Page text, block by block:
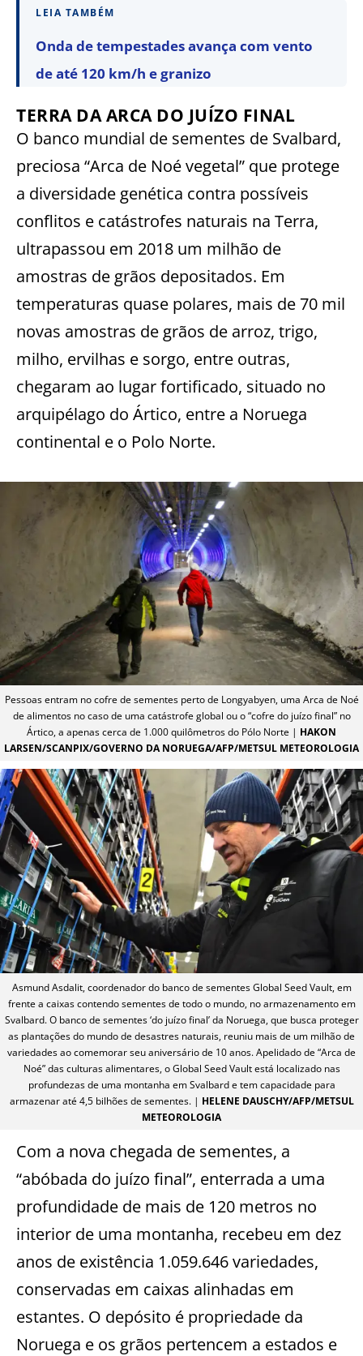
LEIA TAMBÉM
Onda de tempestades avança com vento
de até 120 km/h e granizo
TERRA DA ARCA DO JUÍZO FINAL
O banco mundial de sementes de Svalbard,
preciosa “Arca de Noé vegetal” que protege
a diversidade genética contra possíveis
conflitos e catástrofes naturais na Terra,
ultrapassou em 2018 um milhão de
amostras de grãos depositados. Em
temperaturas quase polares, mais de 70 mil
novas amostras de grãos de arroz, trigo,
milho, ervilhas e sorgo, entre outras,
chegaram ao lugar fortificado, situado no
arquipélago do Ártico, entre a Noruega
continental e o Polo Norte.
Pessoas entram no cofre de sementes perto de Longyabyen, uma Arca de Noé
de alimentos no caso de uma catástrofe global ou o “cofre do juízo final” no
Ártico, a apenas cerca de 1.000 quilômetros do Pólo Norte | HAKON
LARSEN/SCANPIX/GOVERNO DA NORUEGA/AFP/METSUL METEOROLOGIA
Asmund Asdalit, coordenador do banco de sementes Global Seed Vault, em
frente a caixas contendo sementes de todo o mundo, no armazenamento em
Svalbard. O banco de sementes ‘do juízo final’ da Noruega, que busca proteger
as plantações do mundo de desastres naturais, reuniu mais de um milhão de
variedades ao comemorar seu aniversário de 10 anos. Apelidado de “Arca de
Noé” das culturas alimentares, o Global Seed Vault está localizado nas
profundezas de uma montanha em Svalbard e tem capacidade para
armazenar até 4,5 bilhões de sementes. | HELENE DAUSCHY/AFP/METSUL
METEOROLOGIA
Com a nova chegada de sementes, a
“abóbada do juízo final”, enterrada a uma
profundidade de mais de 120 metros no
interior de uma montanha, recebeu em dez
anos de existência 1.059.646 variedades,
conservadas em caixas alinhadas em
estantes. O depósito é propriedade da
Noruega e os grãos pertencem a estados e